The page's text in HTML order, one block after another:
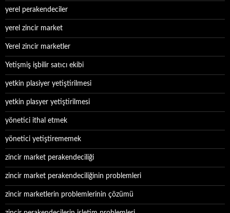
yerel perakendeciler
yerel zincir market
Yerel zincir marketler
Yetişmiş işbilir satıcı ekibi
yetkin plasiyer yetiştirilmesi
yetkin plasyer yetiştirilmesi
yönetici ithal etmek
yönetici yetiştirememek
zincir market perakendeciliği
zincir market perakendeciliğinin problemleri
zincir marketlerin problemlerinin çözümü